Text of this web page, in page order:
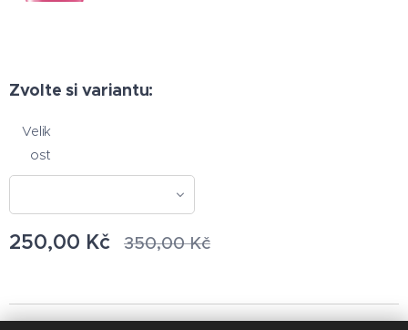
Zvolte si variantu:
Velik
ost
250,00 Kč 350,00Kč